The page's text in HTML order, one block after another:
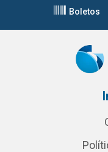
Boletos